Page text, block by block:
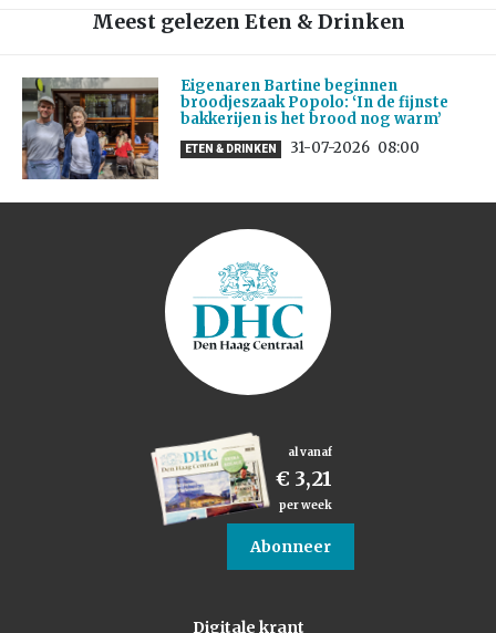
Meest gelezen Eten & Drinken
Eigenaren Bartine beginnen
broodjeszaak Popolo: ‘In de fijnste
bakkerijen is het brood nog warm’
ETEN & DRINKEN 31-07-2026 08:00
al vanaf
€ 3,21
per week
Abonneer
Digitale krant